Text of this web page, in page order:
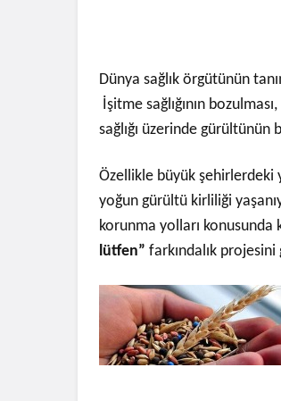
Dünya sağlık örgütünün
İşitme sağlığının
sağlığı üzerinde
Özellikle büyük şehirlerdeki
yoğun gürültü kirliliği
korunma yolları konusunda
lütfen” farkındalık